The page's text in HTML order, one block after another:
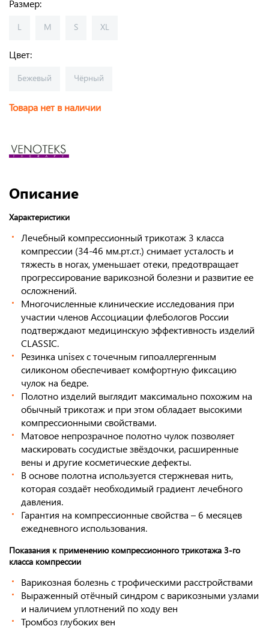
Размер:
L M S XL
Цвет:
Бежевый Чёрный
Товара нет в наличии
Описание
Характеристики
Лечебный компрессионный трикотаж 3 класса
компрессии (34-46 мм.рт.ст.) снимает усталость и
тяжесть в ногах, уменьшает отеки, предотвращает
прогрессирование варикозной болезни и развитие ее
осложнений.
Многочисленные клинические исследования при
участии членов Ассоциации флебологов России
подтверждают медицинскую эффективность изделий
CLASSIC.
Резинка unisex c точечным гипоаллергенным
силиконом обеспечивает комфортную фиксацию
чулок на бедре.
Полотно изделий выглядит максимально похожим на
обычный трикотаж и при этом обладает высокими
компрессионными свойствами.
Матовое непрозрачное полотно чулок позволяет
маскировать сосудистые звёздочки, расширенные
вены и другие косметические дефекты.
В основе полотна используется стержневая нить,
которая создаёт необходимый градиент лечебного
давления.
Гарантия на компрессионные свойства – 6 месяцев
ежедневного использования.
Показания к применению компрессионного трикотажа 3-го
класса компрессии
Варикозная болезнь с трофическими расстройствами
Выраженный отёчный синдром с варикозными узлами
и наличием уплотнений по ходу вен
Тромбоз глубоких вен